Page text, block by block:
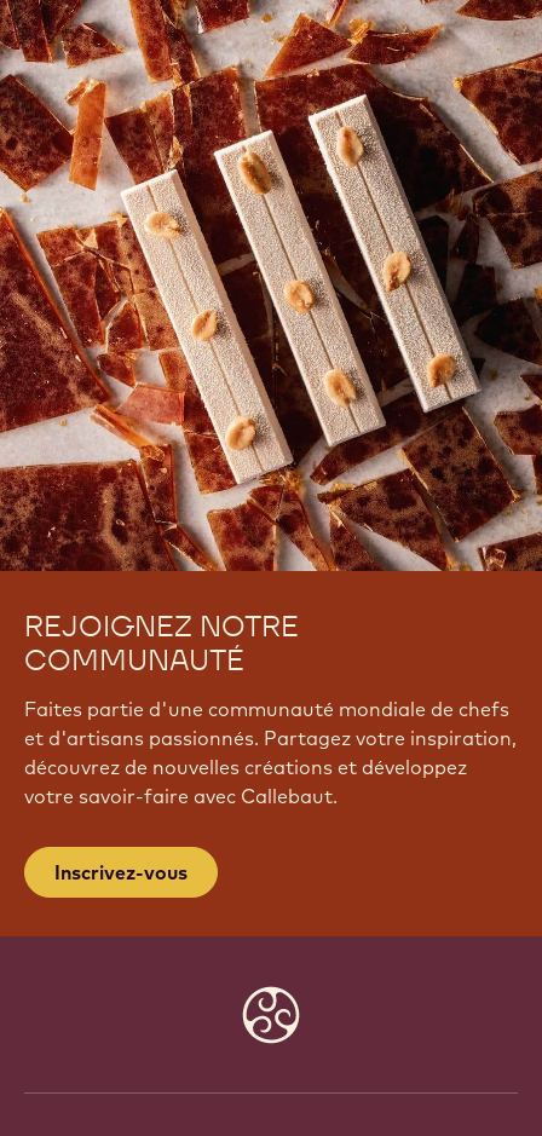
REJOIGNEZ NOTRE
COMMUNAUTÉ
Faites partie d'une communauté mondiale de chefs
et d'artisans passionnés. Partagez votre inspiration,
découvrez de nouvelles créations et développez
votre savoir-faire avec Callebaut.
Inscrivez-vous